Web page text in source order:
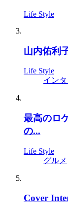
Life Style
山内佑利
Life Style
イン
最高のロ
の...
Life Style
グルメ
Cover